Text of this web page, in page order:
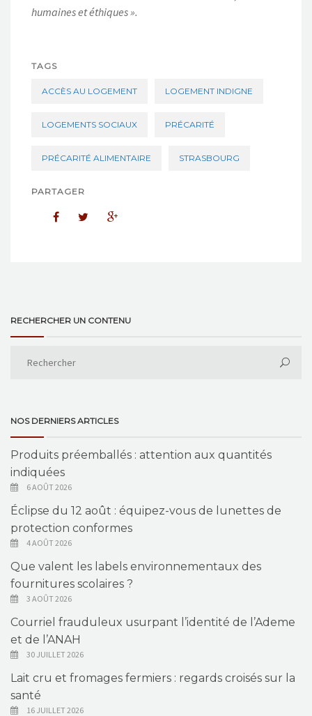
humaines et éthiques ».
TAGS
ACCÈS AU LOGEMENT LOGEMENT INDIGNE
LOGEMENTS SOCIAUX PRÉCARITÉ
PRÉCARITÉ ALIMENTAIRE STRASBOURG
PARTAGER
RECHERCHER UN CONTENU
NOS DERNIERS ARTICLES
Produits préemballés : attention aux quantités
indiquées
6 AOÛT 2026
Éclipse du 12 août : équipez-vous de lunettes de
protection conformes
4 AOÛT 2026
Que valent les labels environnementaux des
fournitures scolaires ?
3 AOÛT 2026
Courriel frauduleux usurpant l’identité de l’Ademe
et de l’ANAH
30 JUILLET 2026
Lait cru et fromages fermiers : regards croisés sur la
santé
16 JUILLET 2026